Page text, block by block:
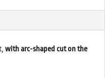
with arc-shaped cut on the